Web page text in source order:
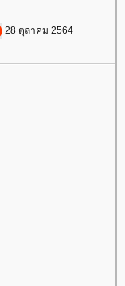
28 ตุลาคม 2564